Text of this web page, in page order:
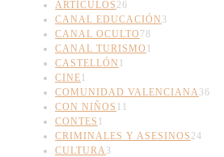
ARTÍCULOS 26
CANAL EDUCACIÓN 3
CANAL OCULTO 78
CANAL TURISMO 1
CASTELLÓN 1
CINE1
COMUNIDAD VALENCIANA36
CON NIÑOS 11
CONTES 1
CRIMINALES Y ASESINOS 24
CULTURA3